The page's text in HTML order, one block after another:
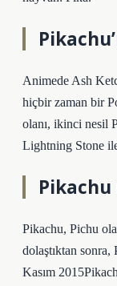
Animede Ash
hiçbir zaman bir
olanı, ikinci nesil
Lightning Stone
Pikachu
Pikachu, Pichu
dolaştıktan
Kasım